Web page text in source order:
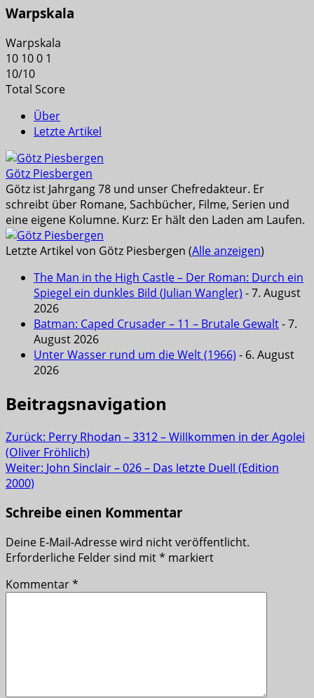
Warpskala
Warpskala
10 100 1
10/10
Total Score
Über
Letzte Artikel
Götz Piesbergen
Götz ist Jahrgang 78 und unser Chefredakteur. Er
schreibt über Romane, Sachbücher, Filme, Serien und
eine eigene Kolumne. Kurz: Er hält den Laden am Laufen.
Letzte Artikel von Götz Piesbergen (Alle anzeigen)
The Man in the High Castle – Der Roman: Durch ein
Spiegel ein dunkles Bild (Julian Wangler) - 7. August
2026
Batman: Caped Crusader – 11 – Brutale Gewalt- 7.
August 2026
Unter Wasser rund um die Welt (1966) - 6. August
2026
Beitragsnavigation
Zurück: Perry Rhodan – 3312 – Willkommen in der Agolei
(Oliver Fröhlich)
Weiter: John Sinclair – 026 – Das letzte Duell (Edition
2000)
Schreibe einen Kommentar
Deine E-Mail-Adresse wird nicht veröffentlicht.
Erforderliche Felder sind mit* markiert
Kommentar*